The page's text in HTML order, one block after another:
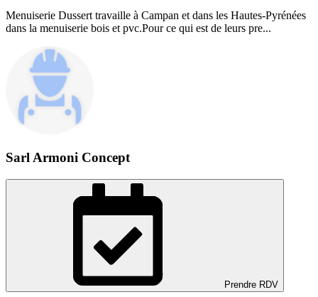
Menuiserie Dussert travaille à Campan et dans les Hautes-Pyrénées
dans la menuiserie bois et pvc.Pour ce qui est de leurs pre...
Sarl Armoni Concept
Prendre RDV